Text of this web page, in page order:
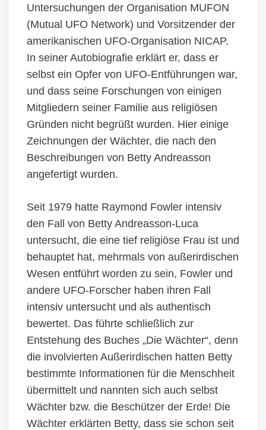
Untersuchungen der Organisation MUFON
(Mutual UFO Network) und Vorsitzender der
amerikanischen UFO-Organisation NICAP.
In seiner Autobiografie erklärt er, dass er
selbst ein Opfer von UFO-Entführungen war,
und dass seine Forschungen von einigen
Mitgliedern seiner Familie aus religiösen
Gründen nicht begrüßt wurden. Hier einige
Zeichnungen der Wächter, die nach den
Beschreibungen von Betty Andreasson
angefertigt wurden.
Seit 1979 hatte Raymond Fowler intensiv
den Fall von Betty Andreasson-Luca
untersucht, die eine tief religiöse Frau ist und
behauptet hat, mehrmals von außerirdischen
Wesen entführt worden zu sein, Fowler und
andere UFO-Forscher haben ihren Fall
intensiv untersucht und als authentisch
bewertet. Das führte schließlich zur
Entstehung des Buches „Die Wächter“, denn
die involvierten Außerirdischen hatten Betty
bestimmte Informationen für die Menschheit
übermittelt und nannten sich auch selbst
Wächter bzw. die Beschützer der Erde! Die
Wächter erklärten Betty, dass sie schon seit